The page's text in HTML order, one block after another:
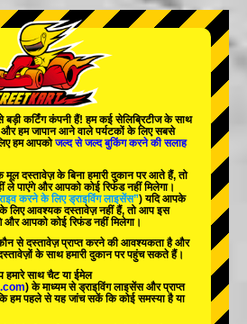
बुकिंग
शाखा बदलें
टोक्यो बे
बड़ी कर्टिंग कंपनीहैं! हमकई सेलिब्रिटीजके साथ
हम जापान आने वाले पर्यटकों के लिएसबसे
हम आपकोजल्द से जल्द बुकिंग करने की सलाह
दस्तावेज़ के बिना हमारी दुकान पर आते हैं, तो
ले पाएंगे और आपको कोई रिफंड नहीं मिलेगा।
करने के लिए ड्राइविंग लाइसेंस”) यदि आपके
के लिए आवश्यक दस्तावेज़ नहीं हैं, तो आप इस
और आपको कोई रिफंड नहीं मिलेगा।
से दस्तावेज़ प्राप्त करने की आवश्यकता है और
के साथ हमारी दुकान पर पहुंच सकते हैं।
साथ चैट या ईमेल
) के माध्यम से ड्राइविंग लाइसेंस और प्राप्त
हम पहले से यह जांच सकें कि कोई समस्या है या